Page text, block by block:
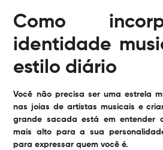
Como
identidade
estilo diário
Você não precisa ser uma estrela
nas joias de artistas musicais e
grande sacada está em entender
mais alto para a sua
para expressar quem você é.